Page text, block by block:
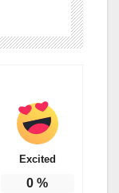
Excited
0 %